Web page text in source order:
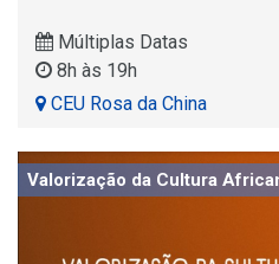
Múltiplas Datas
8h às 19h
CEU Rosa da China
Valorização da Cultura